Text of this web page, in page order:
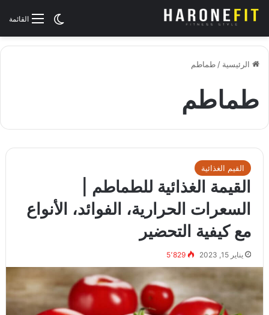
القائمةالوضع
الرئيسية / طماطم
طماطم
القيم الغذائية
القيمة الغذائية للطماطم |
السعرات الحرارية، الفوائد، الأنواع
مع كيفية التحضير
يناير 15, 2023 5٬829